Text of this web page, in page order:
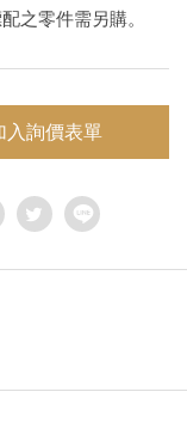
之零件需另購。
入詢價表單